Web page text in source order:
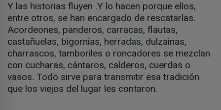
Y las historias fluyen .Y lo hacen porque ellos,
entre otros, se han encargado de rescatarlas.
Acordeones, panderos, carracas, flautas,
castañuelas, bigornias, herradas, dulzainas,
charrascos, tamboriles o roncadores se mezclan
con cucharas, cántaros, calderos, cuerdas o
vasos. Todo sirve para transmitir esa tradición
que los viejos del lugar les contaron.